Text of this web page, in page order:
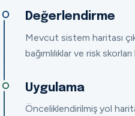
Değerlendirme
Mevcut sistem haritası
bağımlılıklar ve risk
Uygulama
Önceliklendirilmiş yol